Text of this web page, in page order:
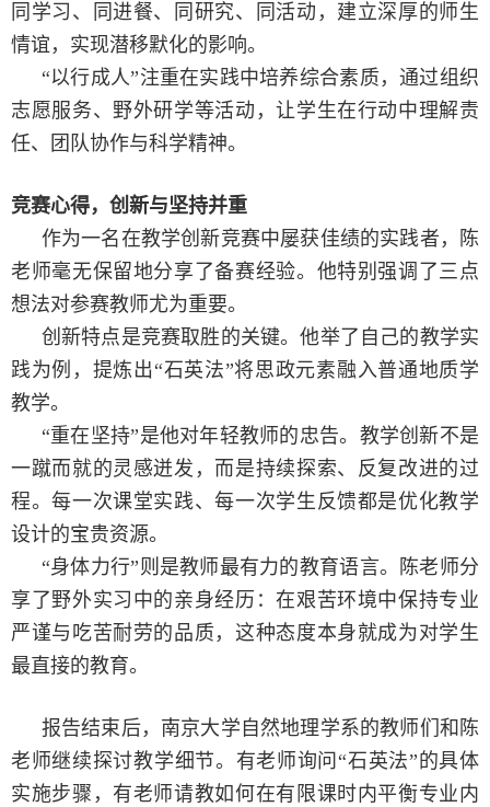
同学习、同进餐、同研究、同活动，建立深厚的师生
情谊，实现潜移默化的影响。
“以行成人”注重在实践中培养综合素质，通过组织
志愿服务、野外研学等活动，让学生在行动中理解责
任、团队协作与科学精神。
竞赛心得，创新与坚持并重
作为一名在教学创新竞赛中屡获佳绩的实践者，陈
老师毫无保留地分享了备赛经验。他特别强调了三点
想法对参赛教师尤为重要。
创新特点是竞赛取胜的关键。他举了自己的教学实
践为例，提炼出“石英法”将思政元素融入普通地质学
教学。
“重在坚持”是他对年轻教师的忠告。教学创新不是
一蹴而就的灵感迸发，而是持续探索、反复改进的过
程。每一次课堂实践、每一次学生反馈都是优化教学
设计的宝贵资源。
“身体力行”则是教师最有力的教育语言。陈老师分
享了野外实习中的亲身经历：在艰苦环境中保持专业
严谨与吃苦耐劳的品质，这种态度本身就成为对学生
最直接的教育。
报告结束后，南京大学自然地理学系的教师们和陈
老师继续探讨教学细节。有老师询问“石英法”的具体
实施步骤，有老师请教如何在有限课时内平衡专业内